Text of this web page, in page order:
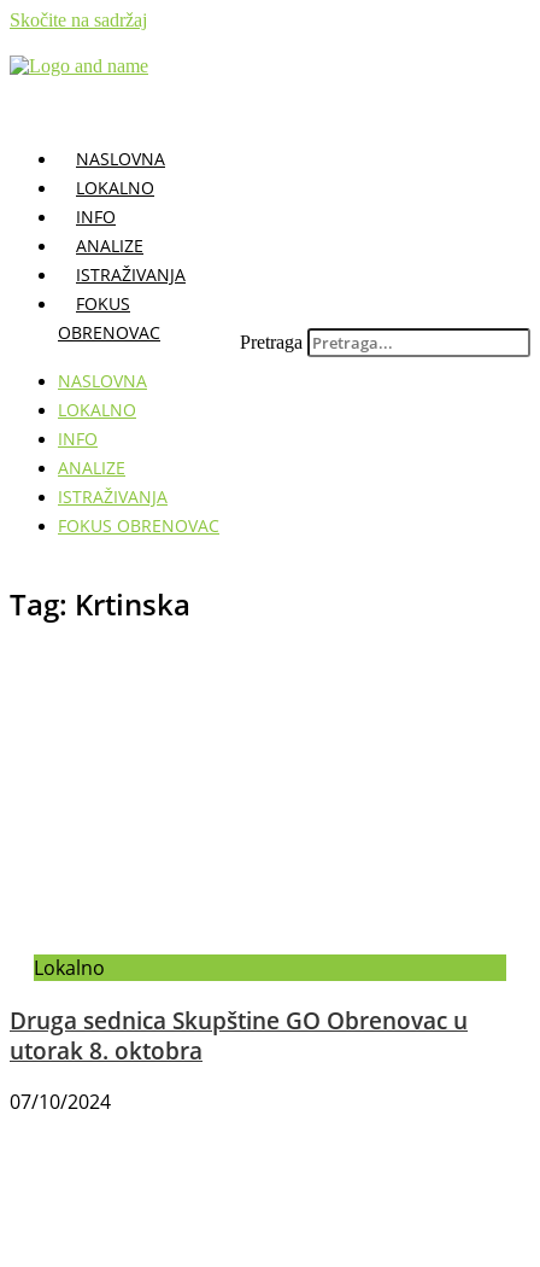
Skočite na sadržaj
NASLOVNA
LOKALNO
INFO
ANALIZE
ISTRAŽIVANJA
FOKUS
OBRENOVAC
NASLOVNA
LOKALNO
INFO
ANALIZE
ISTRAŽIVANJA
FOKUS OBRENOVAC
Pretraga
Tag: Krtinska
Lokalno
Druga sednica Skupštine GO Obrenovac u
utorak 8. oktobra
07/10/2024